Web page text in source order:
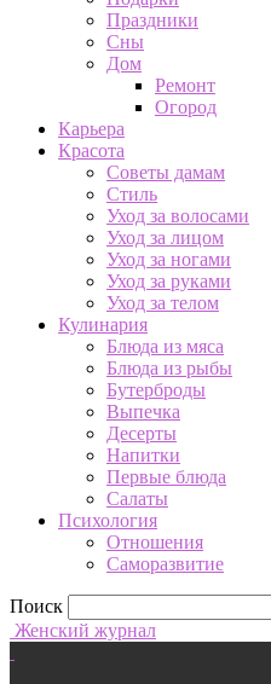
Праздники
Сны
Дом
Ремонт
Огород
Карьера
Красота
Советы дамам
Стиль
Уход за волосами
Уход за лицом
Уход за ногами
Уход за руками
Уход за телом
Кулинария
Блюда из мяса
Блюда из рыбы
Бутерброды
Выпечка
Десерты
Напитки
Первые блюда
Салаты
Психология
Отношения
Саморазвитие
Поиск
Женский журнал